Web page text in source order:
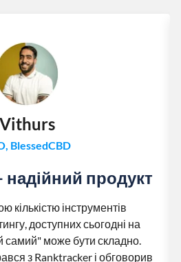
Vithurs
BlessedCBD
надійний продукт
кількістю інструментів
доступних сьогодні на
самий" може бути складно.
з Ranktracker і обговорив